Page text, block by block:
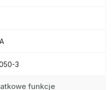
3
funkcje